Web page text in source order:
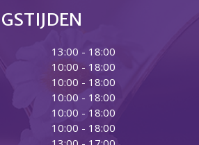
13:00 - 18:00
10:00 - 18:00
10:00 - 18:00
10:00 - 18:00
10:00 - 18:00
10:00 - 18:00